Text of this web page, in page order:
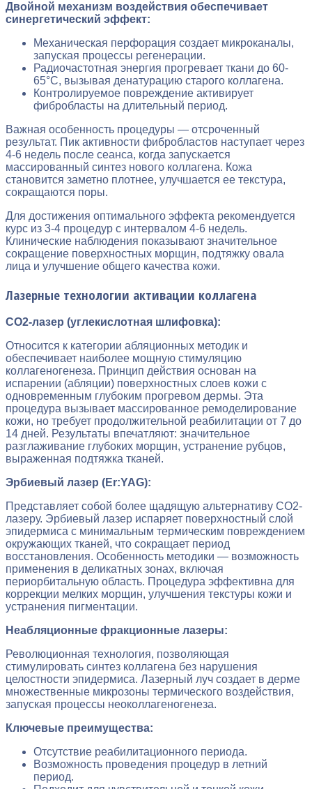
Двойной механизм воздействия обеспечивает
синергетический эффект:
Механическая перфорация создает микроканалы,
запуская процессы регенерации.
Радиочастотная энергия прогревает ткани до 60-
65°С, вызывая денатурацию старого коллагена.
Контролируемое повреждение активирует
фибробласты на длительный период.
Важная особенность процедуры — отсроченный
результат. Пик активности фибробластов наступает через
4-6 недель после сеанса, когда запускается
массированный синтез нового коллагена. Кожа
становится заметно плотнее, улучшается ее текстура,
сокращаются поры.
Для достижения оптимального эффекта рекомендуется
курс из 3-4 процедур с интервалом 4-6 недель.
Клинические наблюдения показывают значительное
сокращение поверхностных морщин, подтяжку овала
лица и улучшение общего качества кожи.
Лазерные технологии активации коллагена
СО2-лазер (углекислотная шлифовка):
Относится к категории абляционных методик и
обеспечивает наиболее мощную стимуляцию
коллагеногенеза. Принцип действия основан на
испарении (абляции) поверхностных слоев кожи с
одновременным глубоким прогревом дермы. Эта
процедура вызывает массированное ремоделирование
кожи, но требует продолжительной реабилитации от 7 до
14 дней. Результаты впечатляют: значительное
разглаживание глубоких морщин, устранение рубцов,
выраженная подтяжка тканей.
Эрбиевый лазер (Er:YAG):
Представляет собой более щадящую альтернативу СО2-
лазеру. Эрбиевый лазер испаряет поверхностный слой
эпидермиса с минимальным термическим повреждением
окружающих тканей, что сокращает период
восстановления. Особенность методики — возможность
применения в деликатных зонах, включая
периорбитальную область. Процедура эффективна для
коррекции мелких морщин, улучшения текстуры кожи и
устранения пигментации.
Неабляционные фракционные лазеры:
Революционная технология, позволяющая
стимулировать синтез коллагена без нарушения
целостности эпидермиса. Лазерный луч создает в дерме
множественные микрозоны термического воздействия,
запуская процессы неоколлагеногенеза.
Ключевые преимущества:
Отсутствие реабилитационного периода.
Возможность проведения процедур в летний
период.